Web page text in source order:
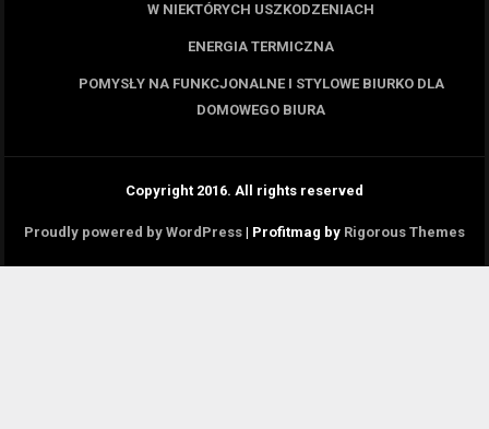
W NIEKTÓRYCH USZKODZENIACH
ENERGIA TERMICZNA
POMYSŁY NA FUNKCJONALNE I STYLOWE BIURKO DLA
DOMOWEGO BIURA
Copyright 2016. All rights reserved
Proudly powered by WordPress | Profitmag by Rigorous Themes